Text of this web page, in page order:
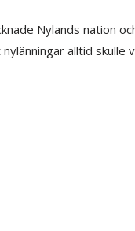
Nylands nation
alltid skulle